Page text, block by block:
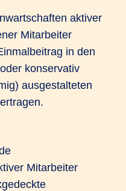
aktiver
Mitarbeiter
in den
konservativ
ausgestalteten
Mitarbeiter